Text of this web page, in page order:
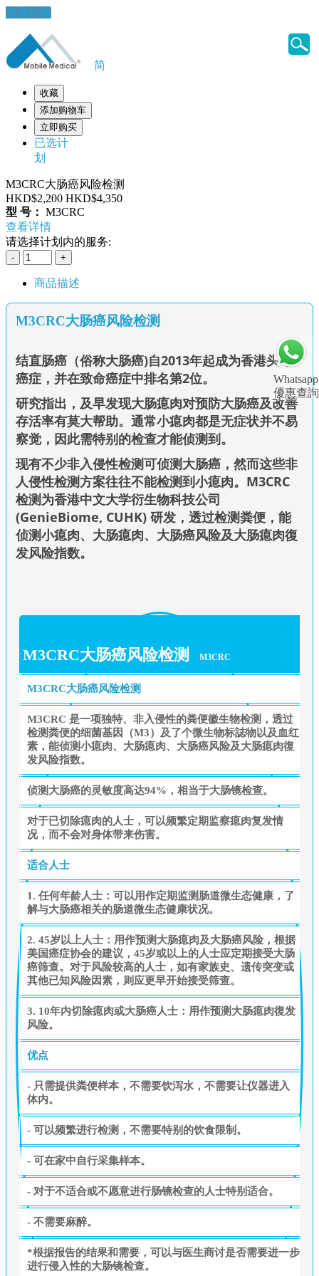
健康錦囊
Whatsapp
優惠查詢
简
收藏
添加购物车
立即购买
已选计
划
M3CRC大肠癌风险检测
HKD$2,200 HKD$4,350
型 号： M3CRC
查看详情
请选择计划内的服务:
商品描述
M3CRC大肠癌风险检测
结直肠癌（俗称大肠癌)自2013年起成为香港头号
癌症， 并在致命癌症中排名第2位。
研究指出，及早发现大肠瘜肉对预防大肠癌及改善
存活率有莫大帮助。通常小瘜肉都是无症状并不易
察觉，因此需特别的检查才能侦测到。
现有不少非入侵性检测可侦测大肠癌，然而这些非
人侵性检测方案往往不能检测到小瘜肉。M3CRC
检测为香港中文大学衍生物科技公司
(GenieBiome, CUHK) 研发，透过检测粪便，能
侦测小瘜肉、大肠瘜肉、大肠癌风险及大肠瘜肉復
发风险指数。
M3CRC大肠癌风险检测 M3CRC
M3CRC大肠癌风险检测
M3CRC 是一项独特、非入侵性的粪便徽生物检测，透过
检测粪便的细菌基因（M3）及了个微生物标誌物以及血红
素，能侦测小瘜肉、大肠瘜肉、大肠癌风险及大肠瘜肉復
发风险指数。
侦测大肠癌的灵敏度高达94%，相当于大肠镜检查。
对于已切除瘜肉的人士，可以频繁定期监察瘜肉复发情
况，而不会对身体带来伤害。
适合人士
1. 任何年龄人士：可以用作定期监测肠道微生态健康，了
解与大肠癌相关的肠道微生态健康状况。
2. 45岁以上人士：用作预测大肠瘜肉及大肠癌风险，根据
美国癌症协会的建议，45岁或以上的人士应定期接受大肠
癌筛查。对于风险较高的人士，如有家族史、遗传突变或
其他已知风险因素，则应更早开始接受筛查。
3. 10年内切除瘜肉或大肠癌人士：用作预测大肠瘜肉復发
风险。
优点
- 只需提供粪便样本，不需要饮泻水，不需要让仪器进入
体内。
- 可以频繁进行检测，不需要特别的饮食限制。
- 可在家中自行采集样本。
- 对于不适合或不愿意进行肠镜检查的人士特别适合。
- 不需要麻醉。
*根据报告的结果和需要，可以与医生商讨是否需要进一步
进行侵入性的大肠镜检查。